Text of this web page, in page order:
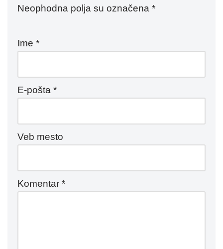
Neophodna polja su označena *
Ime *
E-pošta *
Veb mesto
Komentar *